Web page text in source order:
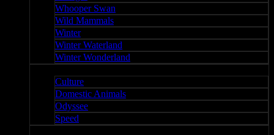
Whooper Swan
Wild Mammals
Winter
Winter Waterland
Winter Wonderland
Culture
Domestic Animals
Odyssee
Speed